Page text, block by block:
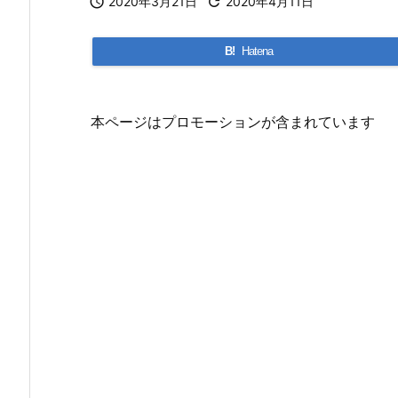
B! Hatena
本ページはプロモーションが含まれています